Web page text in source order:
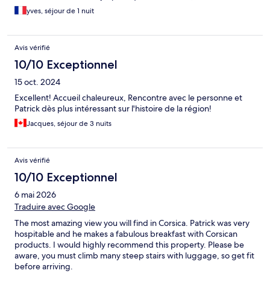
yves, séjour de 1 nuit
Avis vérifié
10/10 Exceptionnel
15 oct. 2024
Excellent! Accueil chaleureux, Rencontre avec le personne et
Patrick dès plus intéressant sur l'histoire de la région!
Jacques, séjour de 3 nuits
Avis vérifié
10/10 Exceptionnel
6 mai 2026
Traduire avec Google
The most amazing view you will find in Corsica. Patrick was very
hospitable and he makes a fabulous breakfast with Corsican
products. I would highly recommend this property. Please be
aware, you must climb many steep stairs with luggage, so get fit
before arriving.